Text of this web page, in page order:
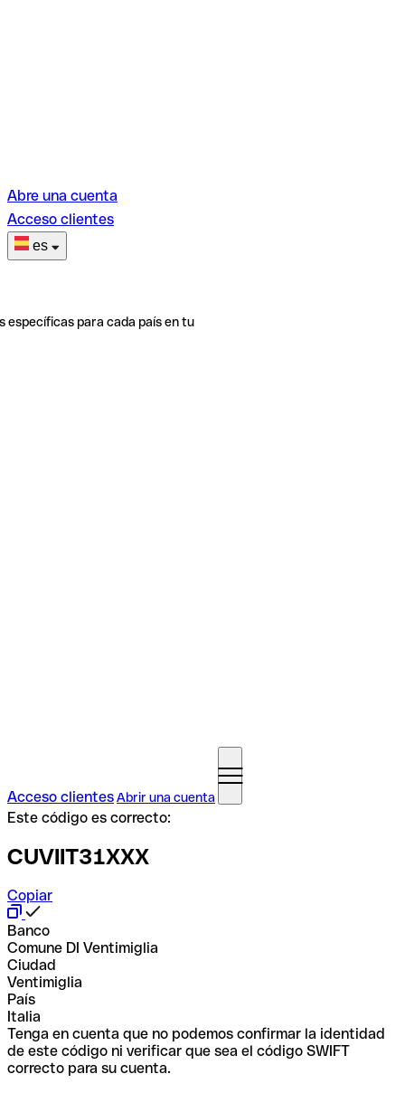
Abre una cuenta
Acceso clientes
es
específicas para cada país en tu
Acceso clientesAbrir una cuenta
Este código es correcto:
CUVIIT31XXX
Copiar
Banco
Comune DI Ventimiglia
Ciudad
Ventimiglia
País
Italia
Tenga en cuenta que no podemos confirmar la identidad
de este código ni verificar que sea el código SWIFT
correcto para su cuenta.